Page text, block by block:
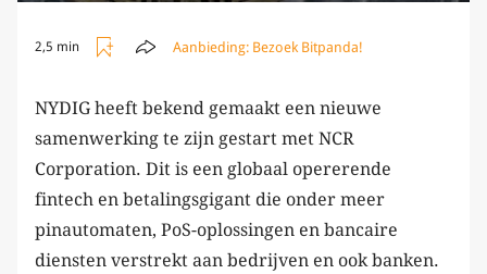
2,5 min Aanbieding: Bezoek Bitpanda!
NYDIG heeft bekend gemaakt een nieuwe
samenwerking te zijn gestart met NCR
Corporation. Dit is een globaal opererende
fintech en betalingsgigant die onder meer
pinautomaten, PoS-oplossingen en bancaire
diensten verstrekt aan bedrijven en ook banken.